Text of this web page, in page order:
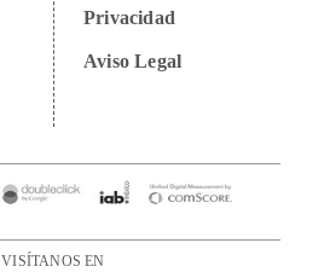
Privacidad
Aviso Legal
VISÍTANOS EN